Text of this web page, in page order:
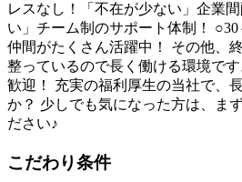
レスなし！「不在が少ない」企業
い」チーム制のサポート体制！
仲間がたくさん活躍中！ その他、
整っているので長く働ける環境で
歓迎！ 充実の福利厚生の当社で、
か？ 少しでも気になった方は、ま
ださい♪
こだわり条件